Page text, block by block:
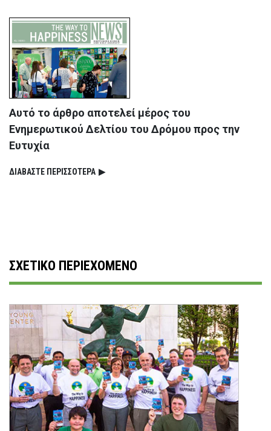
Αυτό το άρθρο αποτελεί μέρος του
Ενημερωτικού Δελτίου του Δρόμου προς την
Ευτυχία
ΔΙΑΒΑΣΤΕ ΠΕΡΙΣΣΟΤΕΡΑ ▶
ΣΧΕΤΙΚΟ ΠΕΡΙΕΧΟΜΕΝΟ